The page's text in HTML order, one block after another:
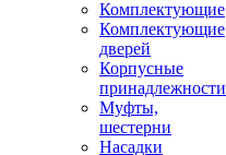
Комплектующие
Комплектующие
дверей
Корпусные
принадлежности
Муфты,
шестерни
Насадки